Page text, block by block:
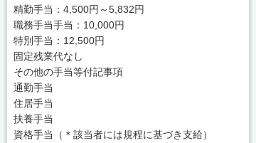
精勤手当：4,500円～5,832円
職務手当手当：10,000円
特別手当：12,500円
固定残業代なし
その他の手当等付記事項
通勤手当
住居手当
扶養手当
資格手当（＊該当者には規程に基づき支給）